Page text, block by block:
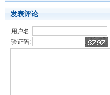
发表评论
用户名:
验证码: